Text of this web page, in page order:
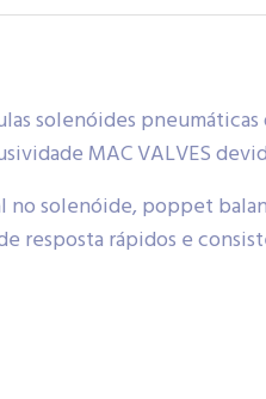
solenóides
MAC VALVES
solenóide, poppet
resposta rápidos e